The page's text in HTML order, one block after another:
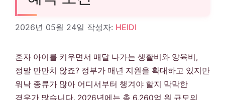
2026년 05월 24일 작성자: HEIDI
혼자 아이를 키우면서 매달 나가는 생활비와 양육비,
정말 만만치 않죠? 정부가 매년 지원을 확대하고 있지만
워낙 종류가 많아 어디서부터 챙겨야 할지 막막한
경우가 많습니다. 2026년에는 총 6,260억 원 규모의